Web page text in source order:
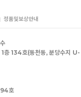
정품및보상안내
층 134호(동천동, 분당수지 U-
호